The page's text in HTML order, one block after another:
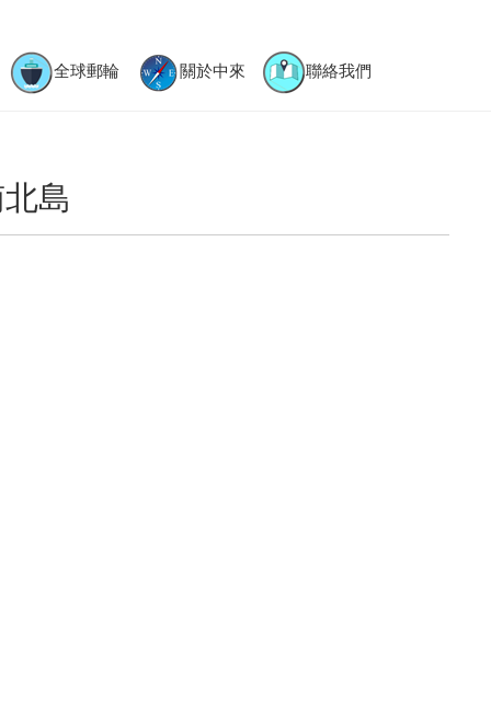
全球郵輪 關於中來 聯絡我們
島